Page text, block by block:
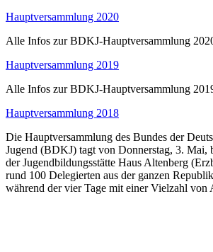
Hauptversammlung 2020
Alle Infos zur BDKJ-Hauptversammlung
Hauptversammlung 2019
Alle Infos zur BDKJ-Hauptversammlung
Hauptversammlung 2018
Die Hauptversammlung des Bundes der
Jugend (BDKJ) tagt von Donnerstag, 3. Mai,
der Jugendbildungsstätte Haus Altenberg
rund 100 Delegierten aus der ganzen
während der vier Tage mit einer Vielzahl von